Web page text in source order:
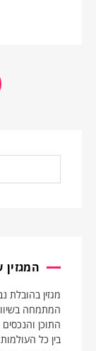
המגזין
מגזין בהובלת
התוכן